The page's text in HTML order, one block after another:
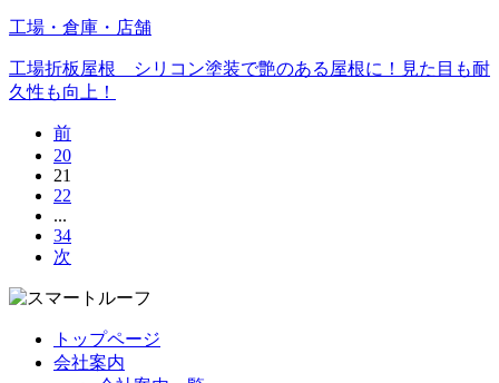
工場・倉庫・店舗
工場折板屋根 シリコン塗装で艶のある屋根に！見た目も耐
久性も向上！
前
20
21
22
...
34
次
トップページ
会社案内